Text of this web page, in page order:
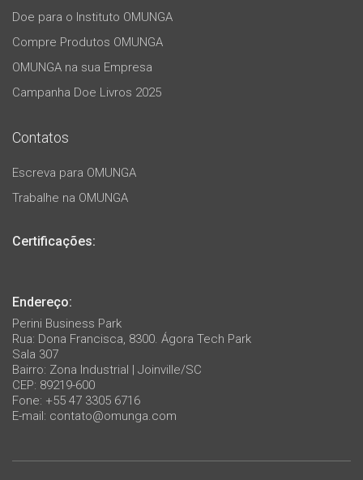
Doe para o Instituto OMUNGA
Compre Produtos OMUNGA
OMUNGA na sua Empresa
Campanha Doe Livros 2025
Contatos
Escreva para OMUNGA
Trabalhe na OMUNGA
Certificações:
Endereço:
Perini Business Park
Rua: Dona Francisca, 8300. Ágora Tech Park
Sala 307
Bairro: Zona Industrial | Joinville/SC
CEP: 89219-600
Fone: +55 47 3305 6716
E-mail: contato@omunga.com